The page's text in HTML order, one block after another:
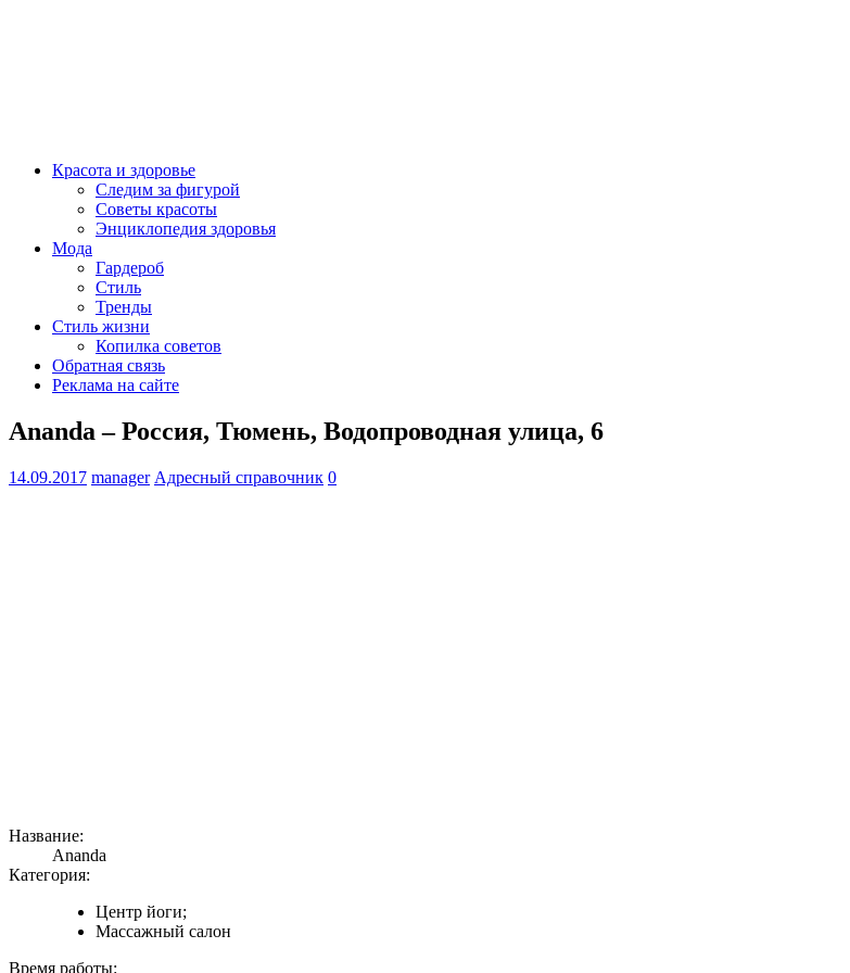
Красота и здоровье
Следим за фигурой
Советы красоты
Энциклопедия здоровья
Мода
Гардероб
Стиль
Тренды
Стиль жизни
Копилка советов
Обратная связь
Реклама на сайте
Ananda – Россия, Тюмень, Водопроводная улица, 6
14.09.2017 manager Адресный справочник 0
Название:
Ananda
Категория:
Центр йоги;
Массажный салон
Время работы: